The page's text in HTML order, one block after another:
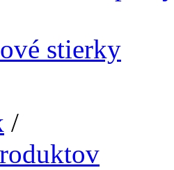
stierky
/